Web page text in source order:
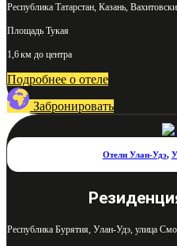
Республика Татарстан, Казань,
Площадь Тукая
1,6 км до центра
Подробнее о отеле
Забронировать
Отели Улан-Удэ,
Республика Бурятия, Улан-Удэ, улица